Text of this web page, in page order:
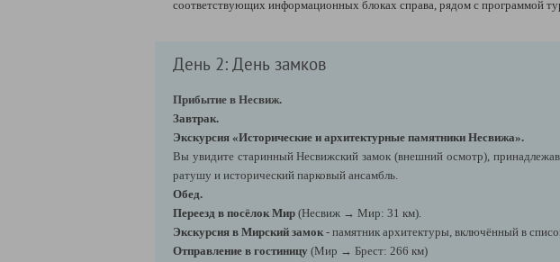
соответствующих информационных блоках справа, рядом с программой
День 2: День замков
Прибытие в Несвиж.
Завтрак.
Экскурсия «Исторические и архитектурные памятники Несвижа».
Вы увидите старинный Несвижский замок (внешний осмотр),
ратушу и исторический парковый ансамбль.
Обед.
Переезд в посёлок Мир (Несвиж → Мир: 31 км).
Экскурсия в Мирский замок- памятник архитектуры, включённый в
Отправление в гостиницу (Мир → Брест: 266 км)